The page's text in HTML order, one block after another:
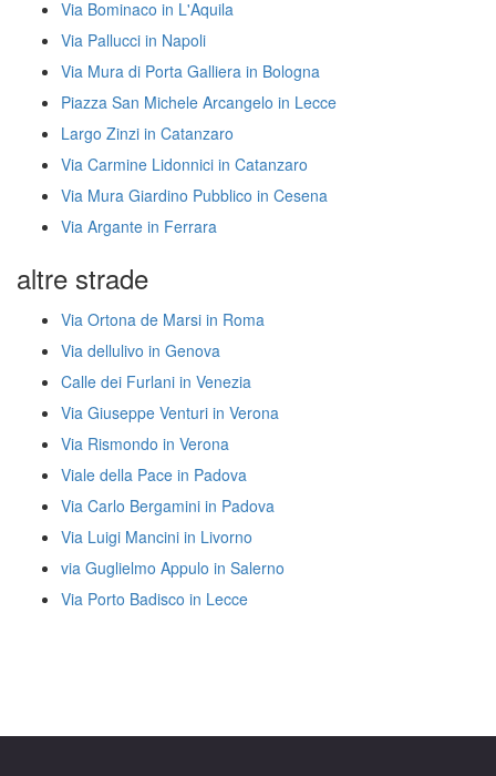
Via Bominaco in L'Aquila
Via Pallucci in Napoli
Via Mura di Porta Galliera in Bologna
Piazza San Michele Arcangelo in Lecce
Largo Zinzi in Catanzaro
Via Carmine Lidonnici in Catanzaro
Via Mura Giardino Pubblico in Cesena
Via Argante in Ferrara
altre strade
Via Ortona de Marsi in Roma
Via dellulivo in Genova
Calle dei Furlani in Venezia
Via Giuseppe Venturi in Verona
Via Rismondo in Verona
Viale della Pace in Padova
Via Carlo Bergamini in Padova
Via Luigi Mancini in Livorno
via Guglielmo Appulo in Salerno
Via Porto Badisco in Lecce